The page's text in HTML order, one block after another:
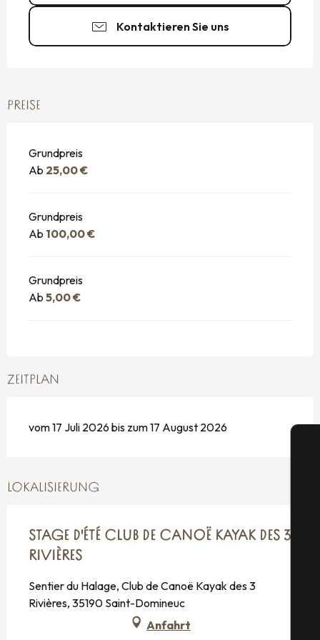
Kontaktieren Sie uns
PREISE
Grundpreis
Ab 25,00 €
Grundpreis
Ab 100,00 €
Grundpreis
Ab 5,00 €
ZEITPLAN
vom 17 Juli 2026 bis zum 17 August 2026
LOKALISIERUNG
STAGE D'ÉTÉ CLUB DE CANOË KAYAK DES 3
RIVIÈRES
Sentier du Halage, Club de Canoë Kayak des 3
Rivières, 35190 Saint-Domineuc
Anfahrt